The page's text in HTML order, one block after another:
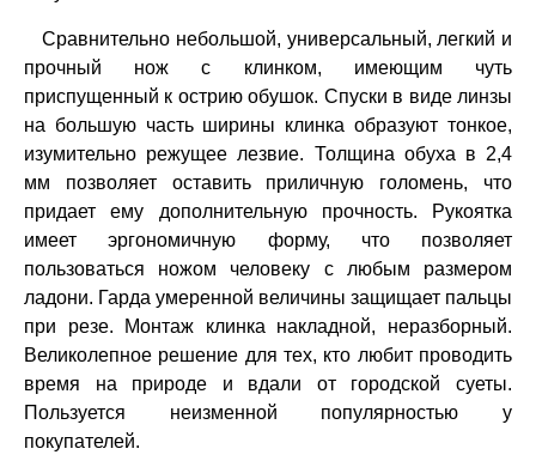
Сравнительно небольшой, универсальный, легкий и
прочный нож с клинком, имеющим чуть
приспущенный к острию обушок. Спуски в виде линзы
на большую часть ширины клинка образуют тонкое,
изумительно режущее лезвие. Толщина обуха в 2,4
мм позволяет оставить приличную голомень, что
придает ему дополнительную прочность. Рукоятка
имеет эргономичную форму, что позволяет
пользоваться ножом человеку с любым размером
ладони. Гарда умеренной величины защищает пальцы
при резе. Монтаж клинка накладной, неразборный.
Великолепное решение для тех, кто любит проводить
время на природе и вдали от городской суеты.
Пользуется неизменной популярностью у
покупателей.